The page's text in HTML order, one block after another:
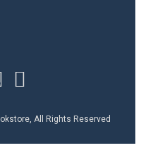
All Rights Reserved